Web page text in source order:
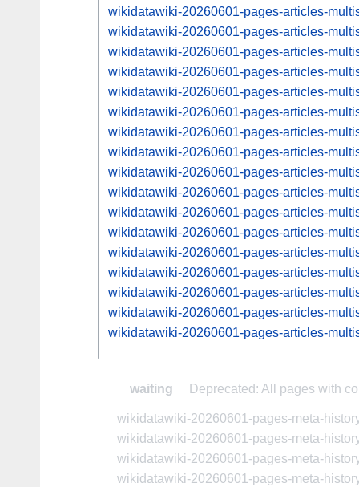
wikidatawiki-20260601-pages-articles-
wikidatawiki-20260601-pages-articles-
wikidatawiki-20260601-pages-articles-
wikidatawiki-20260601-pages-articles-
wikidatawiki-20260601-pages-articles-
wikidatawiki-20260601-pages-articles-
wikidatawiki-20260601-pages-articles-
wikidatawiki-20260601-pages-articles-
wikidatawiki-20260601-pages-articles-
wikidatawiki-20260601-pages-articles-
wikidatawiki-20260601-pages-articles-
wikidatawiki-20260601-pages-articles-
wikidatawiki-20260601-pages-articles-
wikidatawiki-20260601-pages-articles-
wikidatawiki-20260601-pages-articles-
wikidatawiki-20260601-pages-articles-
wikidatawiki-20260601-pages-articles-
waiting Deprecated: All pages with
wikidatawiki-20260601-pages-meta-
wikidatawiki-20260601-pages-meta-
wikidatawiki-20260601-pages-meta-
wikidatawiki-20260601-pages-meta-